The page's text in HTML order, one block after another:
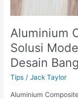
Aluminium
Solusi
Desain
Tips /Jack Taylor
Aluminium